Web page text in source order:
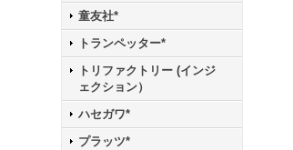
童友社*
トランペッター*
トリファクトリー (インジ
ェクション）
ハセガワ*
プラッツ*